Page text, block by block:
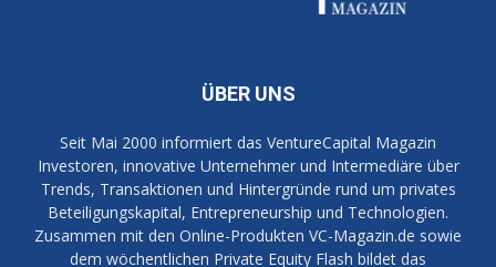
ÜBER UNS
Seit Mai 2000 informiert das VentureCapital Magazin
Investoren, innovative Unternehmer und Intermediäre über
Trends, Transaktionen und Hintergründe rund um privates
Beteiligungskapital, Entrepreneurship und Technologien.
Zusammen mit den Online-Produkten VC-Magazin.de sowie
dem wöchentlichen Private Equity Flash bildet das